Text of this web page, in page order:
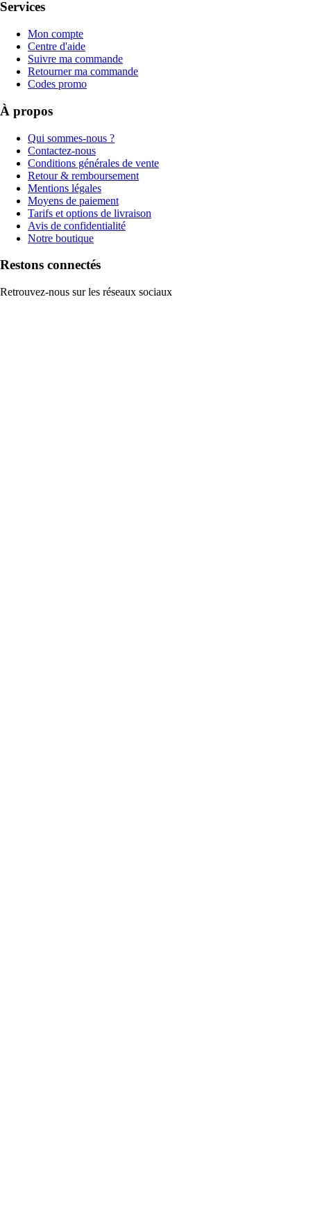
Services
Mon compte
Centre d'aide
Suivre ma commande
Retourner ma commande
Codes promo
À propos
Qui sommes-nous ?
Contactez-nous
Conditions générales de vente
Retour & remboursement
Mentions légales
Moyens de paiement
Tarifs et options de livraison
Avis de confidentialité
Notre boutique
Restons connectés
Retrouvez-nous sur les réseaux sociaux